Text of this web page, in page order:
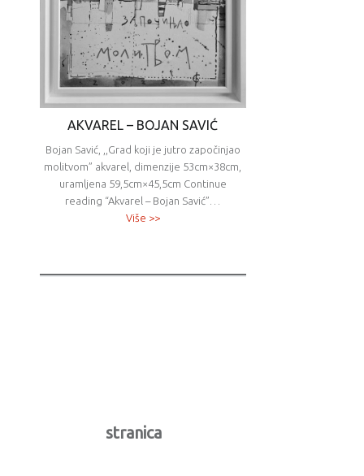
AKVAREL – BOJAN SAVIĆ
Bojan Savić, ,,Grad koji je jutro započinjao
molitvom” akvarel, dimenzije 53cm×38cm,
uramljena 59,5cm×45,5cm Continue
reading “Akvarel – Bojan Savić”…
Više >>
stranica